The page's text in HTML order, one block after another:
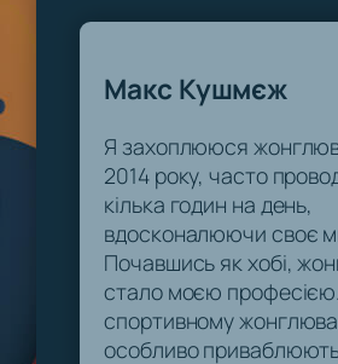
Макс Кушмєж
Я захоплююся
2014 року, часто
кілька годин на день,
вдосконалюючи своє
Почавшись як хобі,
стало моєю
спортивному
особливо приваблюють